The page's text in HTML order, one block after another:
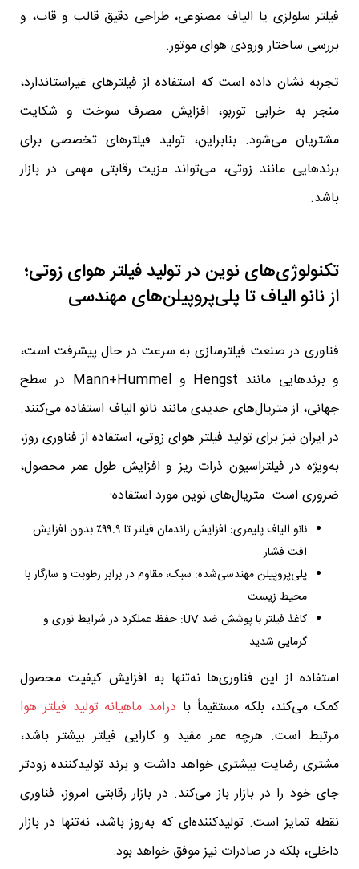
فیلتر سلولزی یا الیاف مصنوعی، طراحی دقیق قالب و قاب، و
بررسی ساختار ورودی هوای موتور.
تجربه نشان داده است که استفاده از فیلترهای غیر‌استاندارد،
منجر به خرابی توربو، افزایش مصرف سوخت و شکایت
مشتریان می‌شود. بنابراین، تولید فیلترهای تخصصی برای
برندهایی مانند زوتی، می‌تواند مزیت رقابتی مهمی در بازار
باشد.
تکنولوژی‌های نوین در تولید فیلتر هوای زوتی؛
از نانو الیاف تا پلی‌پروپیلن‌های مهندسی
فناوری در صنعت فیلترسازی به سرعت در حال پیشرفت است،
و برندهایی مانند Hengst و Mann+Hummel در سطح
جهانی، از متریال‌های جدیدی مانند نانو الیاف استفاده می‌کنند.
در ایران نیز برای تولید فیلتر هوای زوتی، استفاده از فناوری روز،
به‌ویژه در فیلتراسیون ذرات ریز و افزایش طول عمر محصول،
ضروری است. متریال‌های نوین مورد استفاده:
نانو الیاف پلیمری: افزایش راندمان فیلتر تا ۹۹.۹٪ بدون افزایش
افت فشار
پلی‌پروپیلن مهندسی‌شده: سبک، مقاوم در برابر رطوبت و سازگار با
محیط زیست
کاغذ فیلتر با پوشش ضد UV: حفظ عملکرد در شرایط نوری و
گرمایی شدید
استفاده از این فناوری‌ها نه‌تنها به افزایش کیفیت محصول
کمک می‌کند، بلکه مستقیماً با درآمد ماهیانه تولید فیلتر هوا
مرتبط است. هرچه عمر مفید و کارایی فیلتر بیشتر باشد،
مشتری رضایت بیشتری خواهد داشت و برند تولیدکننده زودتر
جای خود را در بازار باز می‌کند. در بازار رقابتی امروز، فناوری
نقطه تمایز است. تولیدکننده‌ای که به‌روز باشد، نه‌تنها در بازار
داخلی، بلکه در صادرات نیز موفق خواهد بود.